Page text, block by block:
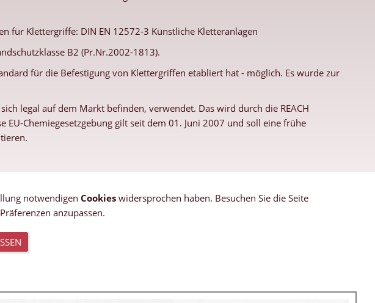
für Klettergriffe: DIN EN 12572-3 Künstliche Kletteranlagen
B2 (Pr.Nr.2002-1813).
für die Befestigung von Klettergriffen etabliert hat - möglich. Es wurde zur
legal auf dem Markt befinden, verwendet. Das wird durch die REACH
Chemiegesetzgebung gilt seit dem 01. Juni 2007 und soll eine frühe
notwendigen Cookies widersprochen haben. Besuchen Sie die Seite
anzupassen.